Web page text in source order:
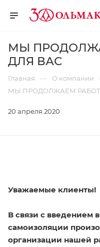
МЫ
ДЛЯ ВАС
Главная — О компании
МЫ ПРОДОЛЖАЕМ
20 апреля 2020
Уважаемые клиенты!
В связи с введением
самоизоляции
организации нашей